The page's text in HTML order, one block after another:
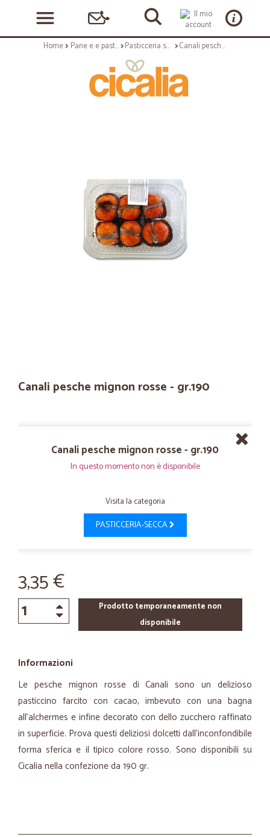
Home Pane e e pasticceria Pasticceria secca Canali pesche mignon rosse - gr.190
Canali pesche mignon rosse - gr.190
Canali pesche mignon rosse - gr.190
In questo momento non è disponibile
Visita la categoria
PASTICCERIA-SECCA
3,35 €
Prodotto temporaneamente non
disponibile
Informazioni
Le pesche mignon rosse di Canali sono un delizioso
pasticcino farcito con cacao, imbevuto con una bagna
all'alchermes e infine decorato con dello zucchero raffinato
in superficie. Prova questi deliziosi dolcetti dall'inconfondibile
forma sferica e il tipico colore rosso. Sono disponibili su
Cicalia nella confezione da 190 gr.